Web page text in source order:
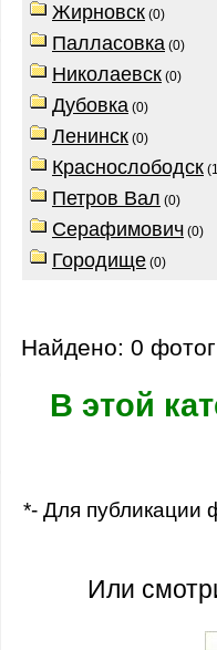
Жирновск (0)
Палласовка (0)
Николаевск (0)
Дубовка (0)
Ленинск (0)
Краснослободск
Петров Вал (0)
Серафимович (0)
Городище (0)
Найдено: 0
В этой
*- Для публикации
Или